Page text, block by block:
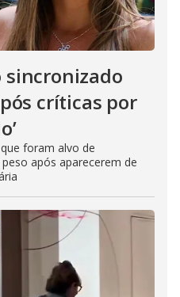
sincronizado
críticas por
foram alvo de
após aparecerem de